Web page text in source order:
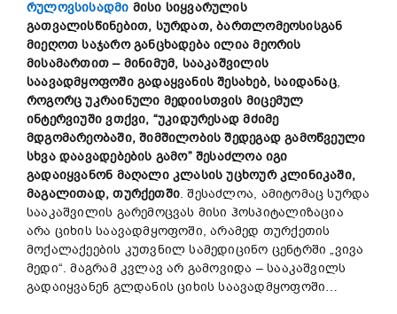
რულოვსისადმი მისი სიყვარულის
გათვალისწინებით, სურდათ,ბართლომეოსისგან
მიეღოთ საჯარო განცხადება ილია მეორის
მისამართით – მინიმუმ, სააკაშვილის
საავადმყოფოში გადაყვანის შესახებ,საიდანაც,
როგორც უკრაინული მედიისთვის მიცემულ
ინტერვიუში ვთქვი, “უკიდურესად მძიმე
მდგომარეობაში,შიმშილობის შედეგად გამოწვეული
სხვა დაავადებების გამო”შესაძლოა იგი
გადაიყვანონ მაღალი კლასის უცხოურ კლინიკაში,
მაგალითად,თურქეთში. შესაძლოა, ამიტომაც სურდა
სააკაშვილის გარემოცვას მისი ჰოსპიტალიზაცია
არა ციხის საავადმყოფოში, არამედ თურქეთის
მოქალაქეების კუთვნილ სამედიცინო ცენტრში „ვივა
მედი“. მაგრამ კვლავ არ გამოვიდა – სააკაშვილს
გადაიყვანენ გლდანის ციხის საავადმყოფოში…